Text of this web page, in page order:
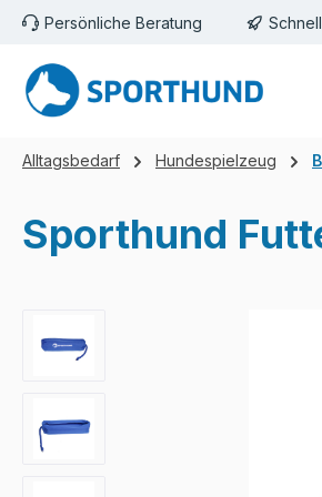
Hauptinhalt springen
Zur Suche springen
Zur Hauptnavigation springen
Persönliche Beratung
Alltagsbedarf Hundespielzeug
Sporthund